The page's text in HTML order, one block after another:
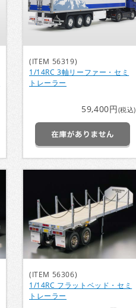
(ITEM 56319)
1/14RC 3軸リーファー・セミ
トレーラー
59,400円(税込)
(ITEM 56306)
1/14RC フラットベッド・セミ
トレーラー